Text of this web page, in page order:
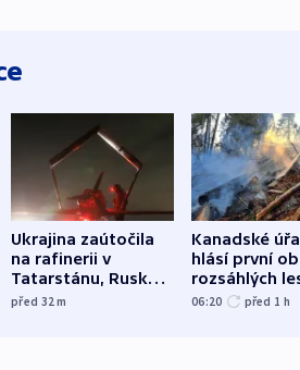
Ukrajina zaútočila
na rafinerii v
Tatarstánu, Rusko
bombardovalo
před 32m
Kanadské
hlásí první
rozsáhlých
požárů
06:20 před 1 h